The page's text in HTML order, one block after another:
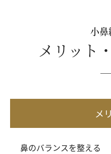
小鼻
メリット
メ
鼻のバランスを整える